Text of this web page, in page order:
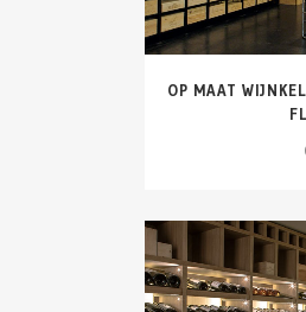
OP MAAT